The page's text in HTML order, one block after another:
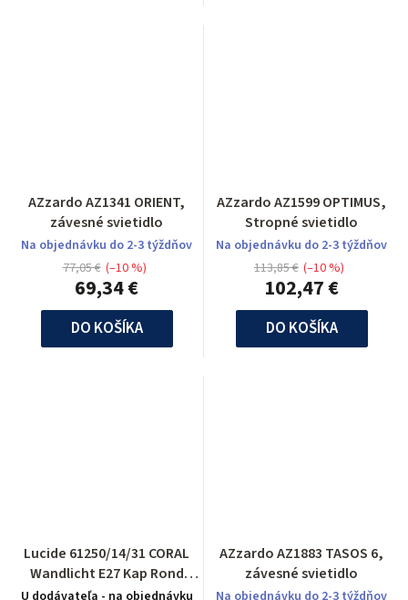
AZzardo AZ1341 ORIENT,
závesné svietidlo
Na objednávku do 2-3 týždňov
69,34 €
77,05 € (–10 %)
DO KOŠÍKA
AZzardo AZ1599 OPTIMUS,
Stropné svietidlo
Na objednávku do 2-3 týždňov
102,47 €
113,85 € (–10 %)
DO KOŠÍKA
Lucide 61250/14/31 CORAL
Wandlicht E27 Kap Rond
D15-15-21cm
U dodávateľa - na objednávku
AZzardo AZ1883 TASOS 6,
závesné svietidlo
Na objednávku do 2-3 týždňov